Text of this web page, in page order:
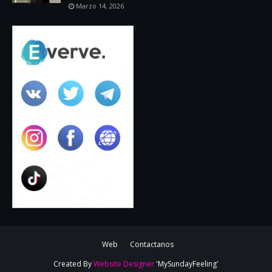
Marzo 14, 2026
Web
Contactanos
Created ByWebsite Designer 'MySundayFeeling'